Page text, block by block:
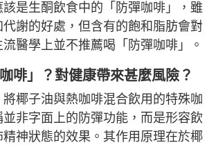
是生酮飲食中的「防彈咖啡」，雖
謝的好處，但含有的飽和脂肪會對
醫學上並不推薦喝「防彈咖啡」。
啡」？對健康帶來甚麼風險？
椰子油與熱咖啡混合飲用的特殊咖
非字面上的防彈功能，而是形容飲
神狀態的效果。其作用原理在於椰